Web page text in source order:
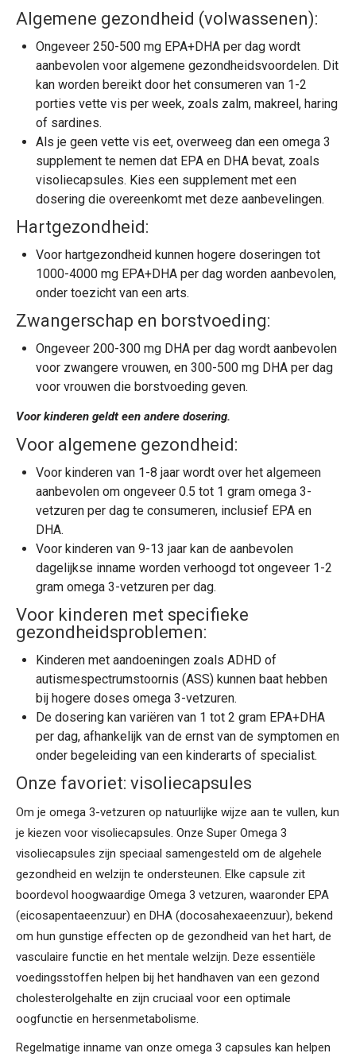
Algemene gezondheid (volwassenen):
Ongeveer 250-500 mg EPA+DHA per dag wordt
aanbevolen voor algemene gezondheidsvoordelen. Dit
kan worden bereikt door het consumeren van 1-2
porties vette vis per week, zoals zalm, makreel, haring
of sardines.
Als je geen vette vis eet, overweeg dan een omega 3
supplement te nemen dat EPA en DHA bevat, zoals
visoliecapsules. Kies een supplement met een
dosering die overeenkomt met deze aanbevelingen.
Hartgezondheid:
Voor hartgezondheid kunnen hogere doseringen tot
1000-4000 mg EPA+DHA per dag worden aanbevolen,
onder toezicht van een arts.
Zwangerschap en borstvoeding:
Ongeveer 200-300 mg DHA per dag wordt aanbevolen
voor zwangere vrouwen, en 300-500 mg DHA per dag
voor vrouwen die borstvoeding geven.
Voor kinderen geldt een andere dosering.
Voor algemene gezondheid:
Voor kinderen van 1-8 jaar wordt over het algemeen
aanbevolen om ongeveer 0.5 tot 1 gram omega 3-
vetzuren per dag te consumeren, inclusief EPA en
DHA.
Voor kinderen van 9-13 jaar kan de aanbevolen
dagelijkse inname worden verhoogd tot ongeveer 1-2
gram omega 3-vetzuren per dag.
Voor kinderen met specifieke
gezondheidsproblemen:
Kinderen met aandoeningen zoals ADHD of
autismespectrumstoornis (ASS) kunnen baat hebben
bij hogere doses omega 3-vetzuren.
De dosering kan variëren van 1 tot 2 gram EPA+DHA
per dag, afhankelijk van de ernst van de symptomen en
onder begeleiding van een kinderarts of specialist.
Onze favoriet: visoliecapsules
Om je omega 3-vetzuren op natuurlijke wijze aan te vullen, kun
je kiezen voor visoliecapsules. Onze Super Omega 3
visoliecapsules zijn speciaal samengesteld om de algehele
gezondheid en welzijn te ondersteunen. Elke capsule zit
boordevol hoogwaardige Omega 3 vetzuren, waaronder EPA
(eicosapentaeenzuur) en DHA (docosahexaeenzuur), bekend
om hun gunstige effecten op de gezondheid van het hart, de
vasculaire functie en het mentale welzijn. Deze essentiële
voedingsstoffen helpen bij het handhaven van een gezond
cholesterolgehalte en zijn cruciaal voor een optimale
oogfunctie en hersenmetabolisme.
Regelmatige inname van onze omega 3 capsules kan helpen